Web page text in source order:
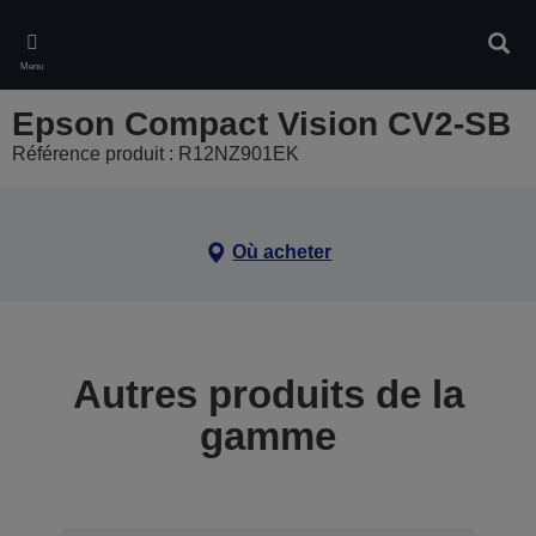
main
content
Menu
Epson Compact Vision CV2-SB
Référence produit : R12NZ901EK
Où acheter
Autres produits de la
gamme